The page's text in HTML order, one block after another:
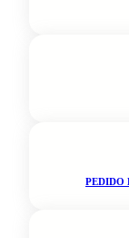
PEDIDO